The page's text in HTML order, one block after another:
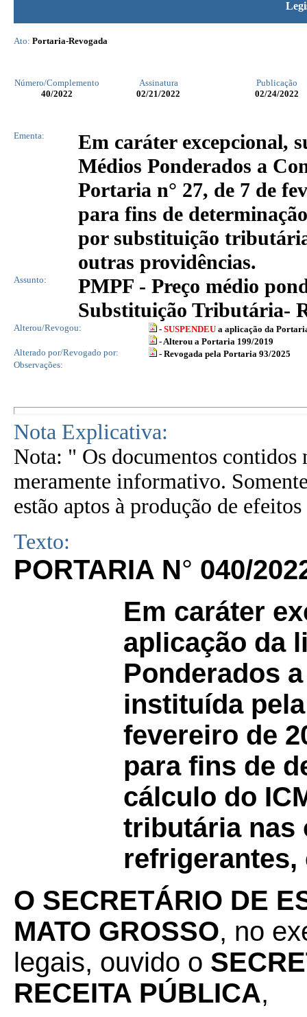
Ato: Portaria-Revogada
Número/Complemento Assinatura
Publicação
40/2022 02/21/2022 02/24/2022
Ementa:
Em caráter excepcional,
Médios Ponderados a
Portaria n° 27, de 7 de
para fins de
por substituição
outras providências.
Assunto:
PMPF - Preço médio
Substituição Tributária-
Alterou/Revogou: - SUSPENDEU a aplicação da
- Alterou a Portaria 199/2019
Alterado por/Revogado por:
- Revogada pela Portaria 93/2025
Observações:
Nota Explicativa:
Nota: " Os documentos contidos
meramente informativo.
estão aptos à produção de
Texto:
PORTARIA N° 040/
Em caráter
aplicação da
Ponderados
instituída
fevereiro de
para fins de
cálculo do
tributária nas
refrigerantes,
O SECRETÁRIO DE
MATO GROSSO, no
legais, ouvido o
RECEITA PÚBLICA,